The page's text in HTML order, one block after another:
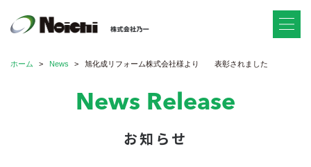
ホーム News 旭化成リフォーム株式会社様より 表彰されました
News Release
お知らせ